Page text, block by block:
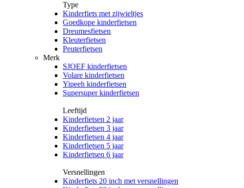
Type
Kinderfiets met zijwieltjes
Goedkope kinderfietsen
Dreumesfietsen
Kleuterfietsen
Peuterfietsen
Merk
SJOEF kinderfietsen
Volare kinderfietsen
Yipeeh kinderfietsen
Supersuper kinderfietsen
Leeftijd
Kinderfietsen 2 jaar
Kinderfietsen 3 jaar
Kinderfietsen 4 jaar
Kinderfietsen 5 jaar
Kinderfietsen 6 jaar
Versnellingen
Kinderfiets 20 inch met versnellingen